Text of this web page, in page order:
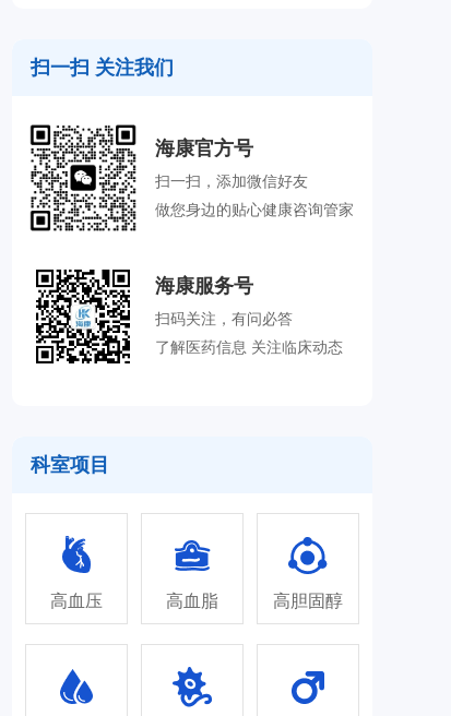
扫一扫 关注我们
海康官方号
扫一扫，添加微信好友
做您身边的贴心健康咨询管家
海康服务号
扫码关注，有问必答
了解医药信息 关注临床动态
科室项目
高血压 高血脂 高胆固醇